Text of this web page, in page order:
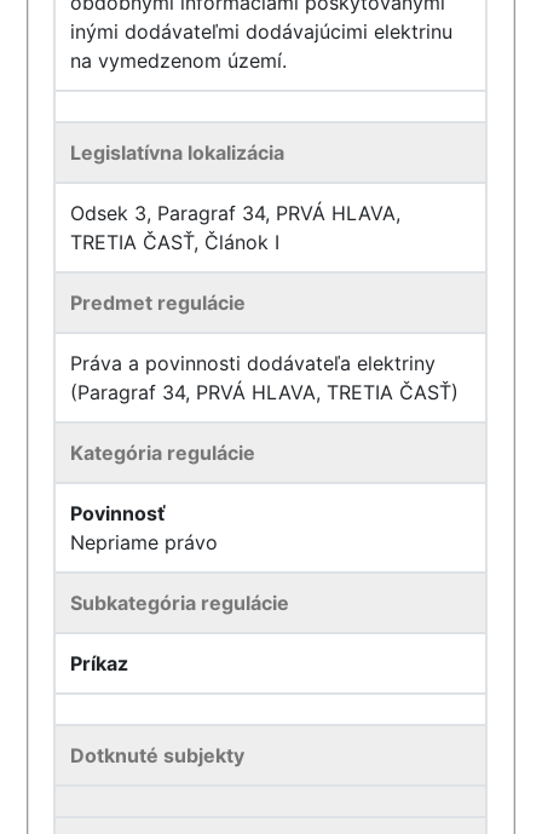
inými dodávateľmi dodávajúcimi elektrinu
na vymedzenom území.
Legislatívna lokalizácia
Odsek 3, Paragraf 34, PRVÁ HLAVA,
TRETIA ČASŤ, Článok I
Predmet regulácie
Práva a povinnosti dodávateľa elektriny
(Paragraf 34, PRVÁ HLAVA, TRETIA ČASŤ)
Kategória regulácie
Povinnosť
Nepriame právo
Subkategória regulácie
Príkaz
Dotknuté subjekty